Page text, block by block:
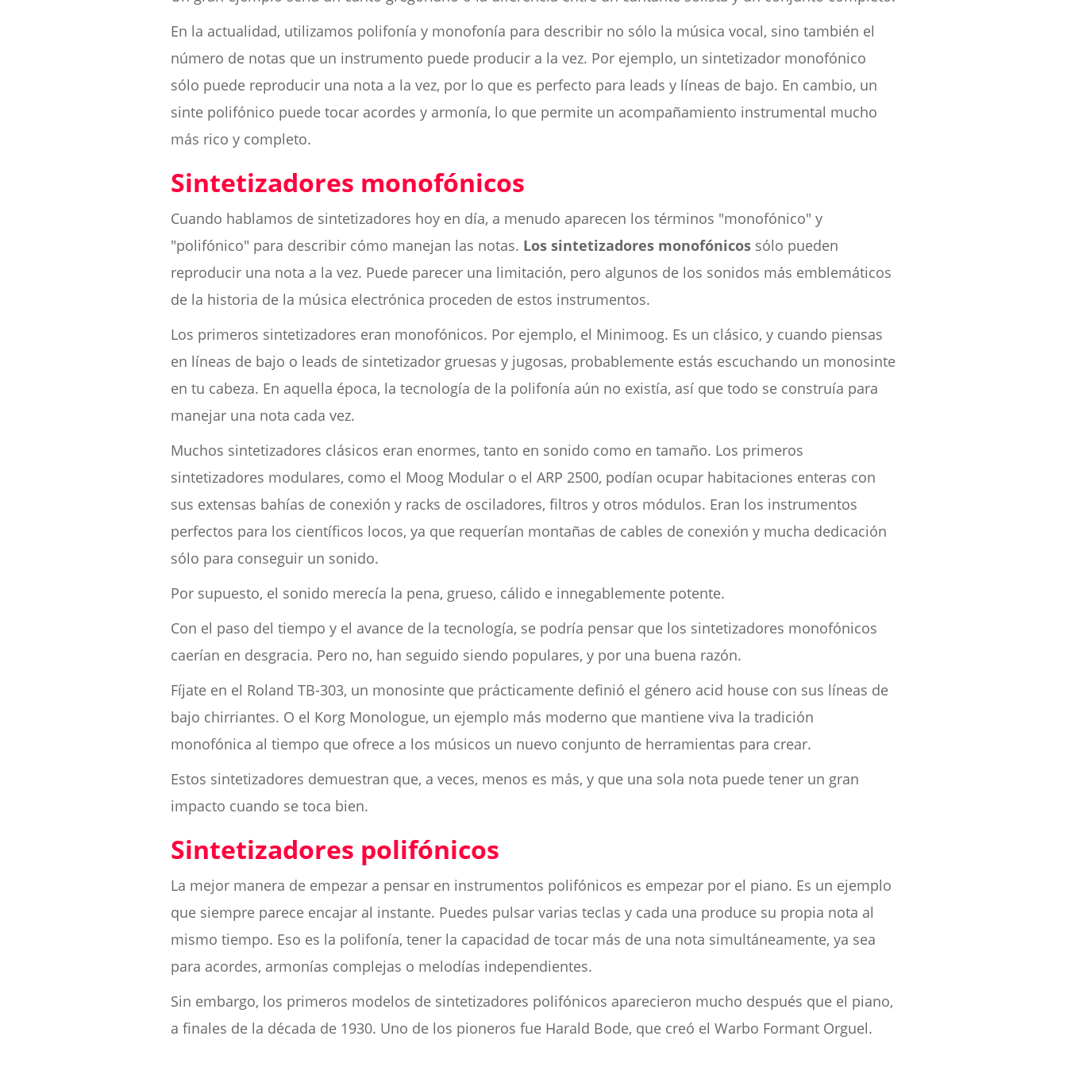
En la actualidad, utilizamos polifonía y monofonía para describir no sólo la música vocal, sino también el
número de notas que un instrumento puede producir a la vez. Por ejemplo, un sintetizador monofónico
sólo puede reproducir una nota a la vez, por lo que es perfecto para leads y líneas de bajo. En cambio, un
sinte polifónico puede tocar acordes y armonía, lo que permite un acompañamiento instrumental mucho
más rico y completo.
Sintetizadores monofónicos
Cuando hablamos de sintetizadores hoy en día, a menudo aparecen los términos "monofónico" y
"polifónico" para describir cómo manejan las notas. Los sintetizadores monofónicos sólo pueden
reproducir una nota a la vez. Puede parecer una limitación, pero algunos de los sonidos más emblemáticos
de la historia de la música electrónica proceden de estos instrumentos.
Los primeros sintetizadores eran monofónicos. Por ejemplo, el Minimoog. Es un clásico, y cuando piensas
en líneas de bajo o leads de sintetizador gruesas y jugosas, probablemente estás escuchando un monosinte
en tu cabeza. En aquella época, la tecnología de la polifonía aún no existía, así que todo se construía para
manejar una nota cada vez.
Muchos sintetizadores clásicos eran enormes, tanto en sonido como en tamaño. Los primeros
sintetizadores modulares, como el Moog Modular o el ARP 2500, podían ocupar habitaciones enteras con
sus extensas bahías de conexión y racks de osciladores, filtros y otros módulos. Eran los instrumentos
perfectos para los científicos locos, ya que requerían montañas de cables de conexión y mucha dedicación
sólo para conseguir un sonido.
Por supuesto, el sonido merecía la pena, grueso, cálido e innegablemente potente.
Con el paso del tiempo y el avance de la tecnología, se podría pensar que los sintetizadores monofónicos
caerían en desgracia. Pero no, han seguido siendo populares, y por una buena razón.
Fíjate en el Roland TB-303, un monosinte que prácticamente definió el género acid house con sus líneas de
bajo chirriantes. O el Korg Monologue, un ejemplo más moderno que mantiene viva la tradición
monofónica al tiempo que ofrece a los músicos un nuevo conjunto de herramientas para crear.
Estos sintetizadores demuestran que, a veces, menos es más, y que una sola nota puede tener un gran
impacto cuando se toca bien.
Sintetizadores polifónicos
La mejor manera de empezar a pensar en instrumentos polifónicos es empezar por el piano. Es un ejemplo
que siempre parece encajar al instante. Puedes pulsar varias teclas y cada una produce su propia nota al
mismo tiempo. Eso es la polifonía, tener la capacidad de tocar más de una nota simultáneamente, ya sea
para acordes, armonías complejas o melodías independientes.
Sin embargo, los primeros modelos de sintetizadores polifónicos aparecieron mucho después que el piano,
a finales de la década de 1930. Uno de los pioneros fue Harald Bode, que creó el Warbo Formant Orguel.